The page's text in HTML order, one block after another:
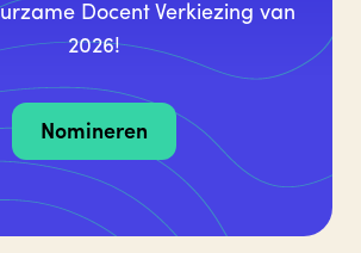
Docent Verkiezing van
2026!
Nomineren